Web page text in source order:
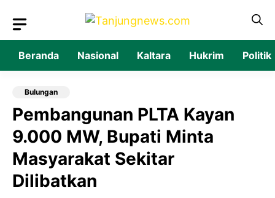
isi
Beranda Nasional Kaltara Hukrim Politik
Bulungan
Pembangunan PLTA Kayan
9.000 MW, Bupati Minta
Masyarakat Sekitar
Dilibatkan